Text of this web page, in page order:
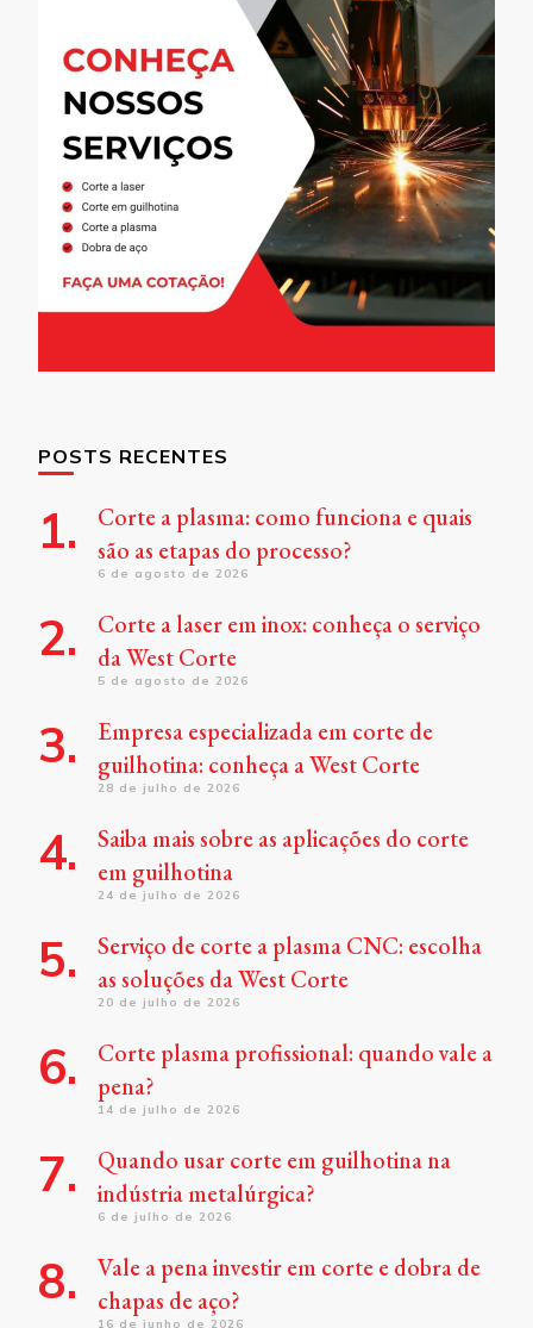
POSTS RECENTES
Corte a plasma: como funciona e quais
são as etapas do processo?
6 de agosto de 2026
Corte a laser em inox: conheça o serviço
da West Corte
5 de agosto de 2026
Empresa especializada em corte de
guilhotina: conheça a West Corte
28 de julho de 2026
Saiba mais sobre as aplicações do corte
em guilhotina
24 de julho de 2026
Serviço de corte a plasma CNC: escolha
as soluções da West Corte
20 de julho de 2026
Corte plasma profissional: quando vale a
pena?
14 de julho de 2026
Quando usar corte em guilhotina na
indústria metalúrgica?
6 de julho de 2026
Vale a pena investir em corte e dobra de
chapas de aço?
16 de junho de 2026